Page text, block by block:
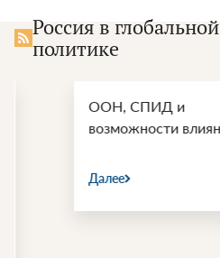
Россия в глобальной
политике
ООН, СПИД и
возможности влияния